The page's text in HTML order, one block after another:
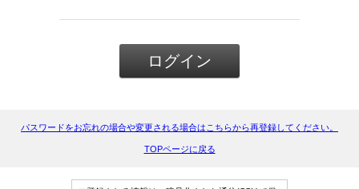
パスワードをお忘れの場合や変更される場合はこちらから再登録してください。
TOPページに戻る